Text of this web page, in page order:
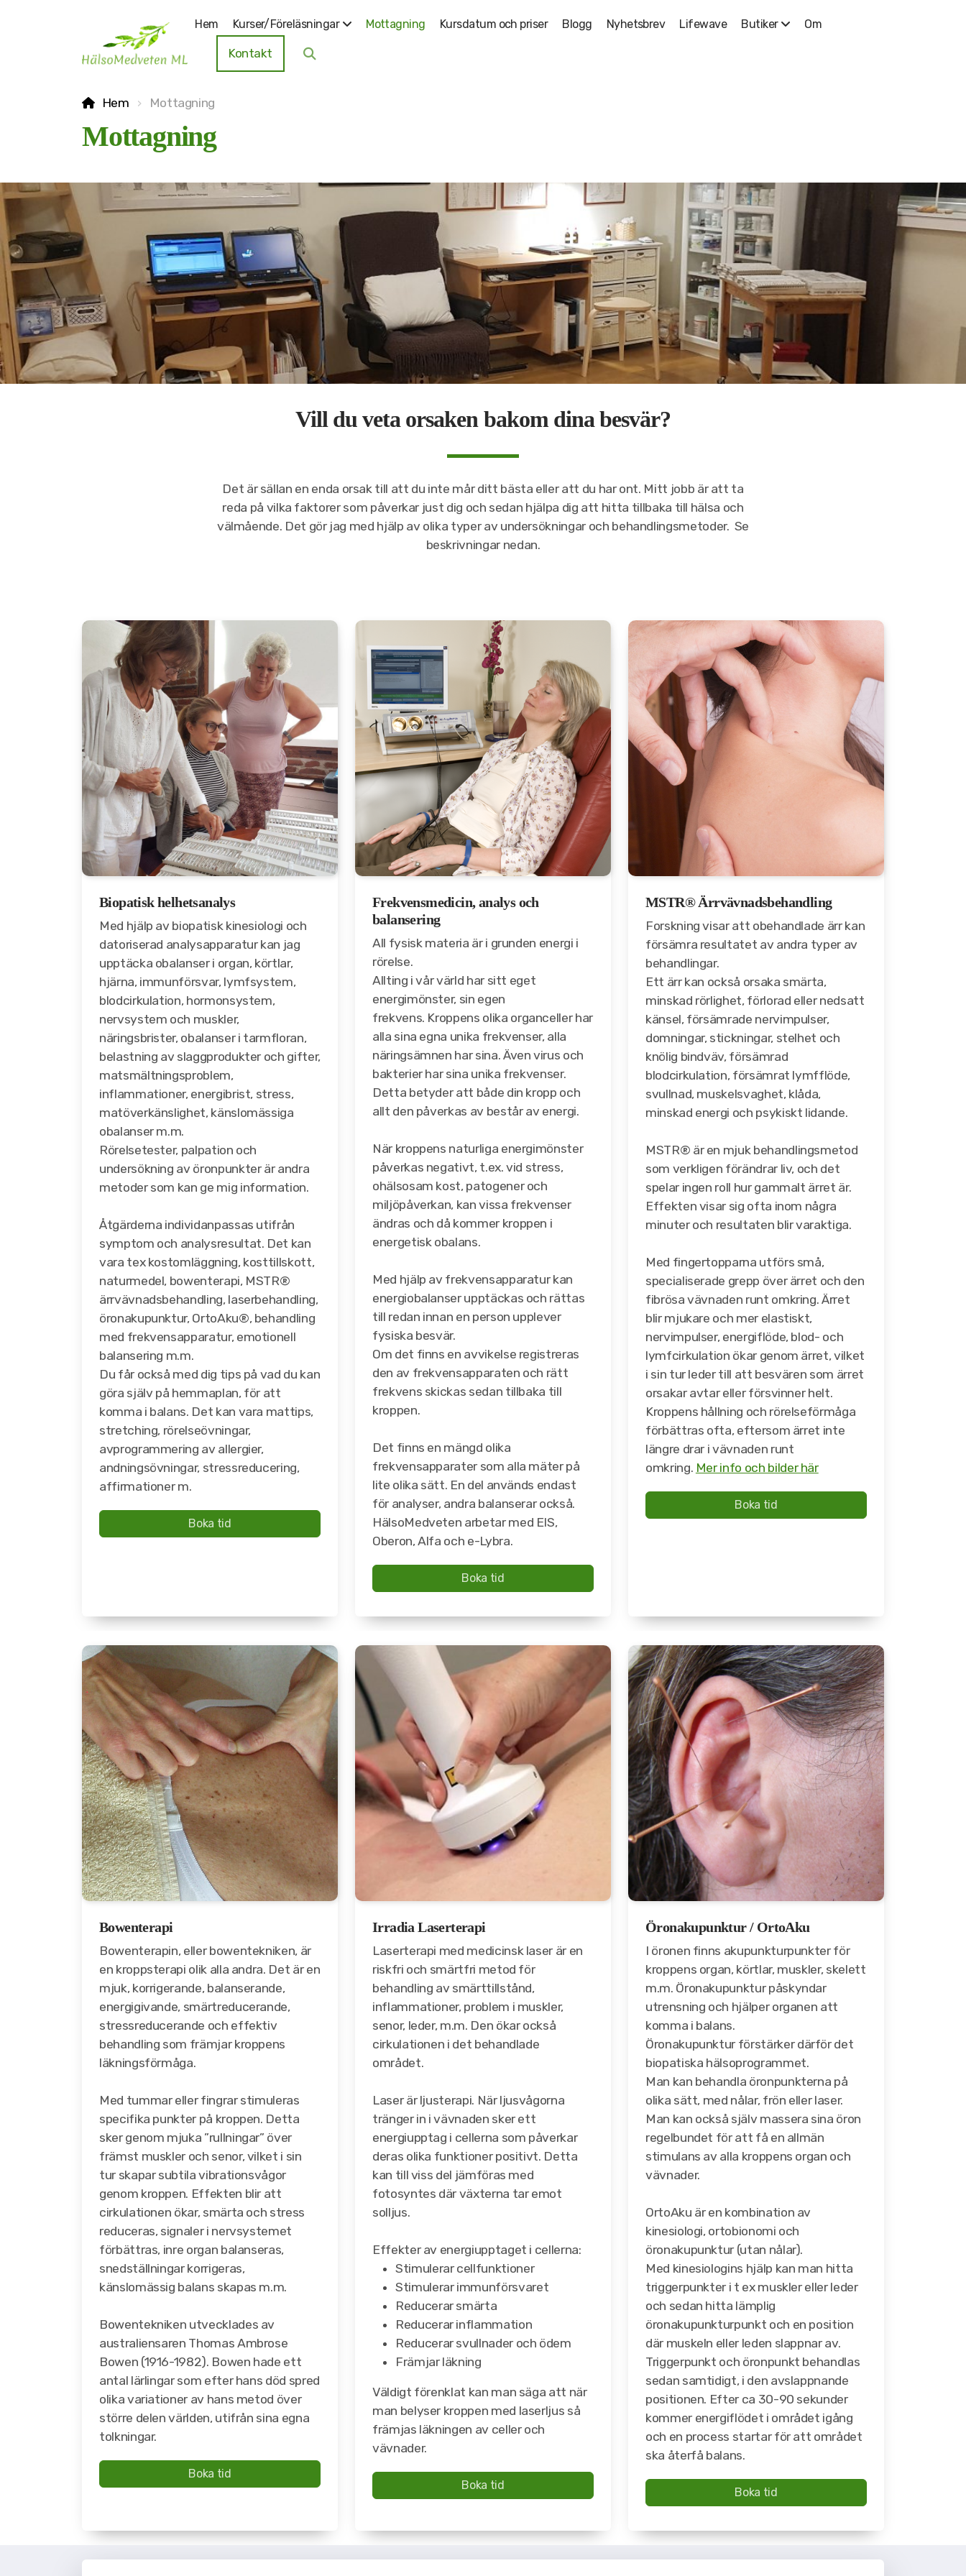
Hem Kurser/Föreläsningar Mottagning Kursdatum och priser Blogg Nyhetsbrev Lifewave Butiker Om
Kontakt
Hem Mottagning
Mottagning
Vill du veta orsaken bakom dina besvär?
Det är sällan en enda orsak till att du inte mår ditt bästa eller att du har ont. Mitt jobb är att ta
reda på vilka faktorer som påverkar just dig och sedan hjälpa dig att hitta tillbaka till hälsa och
välmående. Det gör jag med hjälp av olika typer av undersökningar och behandlingsmetoder. Se
beskrivningar nedan.
Biopatisk helhetsanalys
Med hjälp av biopatisk kinesiologi och
datoriserad analysapparatur kan jag
upptäcka obalanser i organ, körtlar,
hjärna, immunförsvar, lymfsystem,
blodcirkulation, hormonsystem,
nervsystem och muskler,
näringsbrister, obalanser i tarmfloran,
belastning av slaggprodukter och gifter,
matsmältningsproblem,
inflammationer, energibrist, stress,
matöverkänslighet, känslomässiga
obalanser m.m.
Rörelsetester, palpation och
undersökning av öronpunkter är andra
metoder som kan ge mig information.
Åtgärderna individanpassas utifrån
symptom och analysresultat. Det kan
vara tex kostomläggning, kosttillskott,
naturmedel, bowenterapi, MSTR®
ärrvävnadsbehandling, laserbehandling,
öronakupunktur, OrtoAku®, behandling
med frekvensapparatur, emotionell
balansering m.m.
Du får också med dig tips på vad du kan
göra själv på hemmaplan, för att
komma i balans. Det kan vara mattips,
stretching, rörelseövningar,
avprogrammering av allergier,
andningsövningar, stressreducering,
affirmationer m.
Boka tid
Frekvensmedicin, analys och
balansering
All fysisk materia är i grunden energi i
rörelse.
Allting i vår värld har sitt eget
energimönster, sin egen
frekvens. Kroppens olika organceller har
alla sina egna unika frekvenser, alla
näringsämnen har sina. Även virus och
bakterier har sina unika frekvenser.
Detta betyder att både din kropp och
allt den påverkas av består av energi.
När kroppens naturliga energimönster
påverkas negativt, t.ex. vid stress,
ohälsosam kost, patogener och
miljöpåverkan, kan vissa frekvenser
ändras och då kommer kroppen i
energetisk obalans.
Med hjälp av frekvensapparatur kan
energiobalanser upptäckas och rättas
till redan innan en person upplever
fysiska besvär.
Om det finns en avvikelse registreras
den av frekvensapparaten och rätt
frekvens skickas sedan tillbaka till
kroppen.
Det finns en mängd olika
frekvensapparater som alla mäter på
lite olika sätt. En del används endast
för analyser, andra balanserar också.
HälsoMedveten arbetar med EIS,
Oberon, Alfa och e-Lybra.
Boka tid
MSTR® Ärrvävnadsbehandling
Forskning visar att obehandlade ärr kan
försämra resultatet av andra typer av
behandlingar.
Ett ärr kan också orsaka smärta,
minskad rörlighet, förlorad eller nedsatt
känsel, försämrade nervimpulser,
domningar, stickningar, stelhet och
knölig bindväv, försämrad
blodcirkulation, försämrat lymfflöde,
svullnad, muskelsvaghet, klåda,
minskad energi och psykiskt lidande.
MSTR® är en mjuk behandlingsmetod
som verkligen förändrar liv, och det
spelar ingen roll hur gammalt ärret är.
Effekten visar sig ofta inom några
minuter och resultaten blir varaktiga.
Med fingertopparna utförs små,
specialiserade grepp över ärret och den
fibrösa vävnaden runt omkring. Ärret
blir mjukare och mer elastiskt,
nervimpulser, energiflöde, blod- och
lymfcirkulation ökar genom ärret, vilket
i sin tur leder till att besvären som ärret
orsakar avtar eller försvinner helt.
Kroppens hållning och rörelseförmåga
förbättras ofta, eftersom ärret inte
längre drar i vävnaden runt
omkring. Mer info och bilder här
Boka tid
Bowenterapi
Bowenterapin, eller bowentekniken, är
en kroppsterapi olik alla andra. Det är en
mjuk, korrigerande, balanserande,
energigivande, smärtreducerande,
stressreducerande och effektiv
behandling som främjar kroppens
läkningsförmåga.
Med tummar eller fingrar stimuleras
specifika punkter på kroppen. Detta
sker genom mjuka ”rullningar” över
främst muskler och senor, vilket i sin
tur skapar subtila vibrationsvågor
genom kroppen. Effekten blir att
cirkulationen ökar, smärta och stress
reduceras, signaler i nervsystemet
förbättras, inre organ balanseras,
snedställningar korrigeras,
känslomässig balans skapas m.m.
Bowentekniken utvecklades av
australiensaren Thomas Ambrose
Bowen (1916-1982). Bowen hade ett
antal lärlingar som efter hans död spred
olika variationer av hans metod över
större delen världen, utifrån sina egna
tolkningar.
Boka tid
Irradia Laserterapi
Laserterapi med medicinsk laser är en
riskfri och smärtfri metod för
behandling av smärttillstånd,
inflammationer, problem i muskler,
senor, leder, m.m. Den ökar också
cirkulationen i det behandlade
området.
Laser är ljusterapi. När ljusvågorna
tränger in i vävnaden sker ett
energiupptag i cellerna som påverkar
deras olika funktioner positivt. Detta
kan till viss del jämföras med
fotosyntes där växterna tar emot
solljus.
Effekter av energiupptaget i cellerna:
Stimulerar cellfunktioner
Stimulerar immunförsvaret
Reducerar smärta
Reducerar inflammation
Reducerar svullnader och ödem
Främjar läkning
Väldigt förenklat kan man säga att när
man belyser kroppen med laserljus så
främjas läkningen av celler och
vävnader.
Boka tid
Öronakupunktur / OrtoAku
I öronen finns akupunkturpunkter för
kroppens organ, körtlar, muskler, skelett
m.m. Öronakupunktur påskyndar
utrensning och hjälper organen att
komma i balans.
Öronakupunktur förstärker därför det
biopatiska hälsoprogrammet.
Man kan behandla öronpunkterna på
olika sätt, med nålar, frön eller laser.
Man kan också själv massera sina öron
regelbundet för att få en allmän
stimulans av alla kroppens organ och
vävnader.
OrtoAku är en kombination av
kinesiologi, ortobionomi och
öronakupunktur (utan nålar).
Med kinesiologins hjälp kan man hitta
triggerpunkter i t ex muskler eller leder
och sedan hitta lämplig
öronakupunkturpunkt och en position
där muskeln eller leden slappnar av.
Triggerpunkt och öronpunkt behandlas
sedan samtidigt, i den avslappnande
positionen. Efter ca 30-90 sekunder
kommer energiflödet i området igång
och en process startar för att området
ska återfå balans.
Boka tid